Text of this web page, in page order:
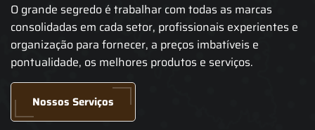
O grande segredo é trabalhar com todas as marcas
consolidadas em cada setor, profissionais experientes e
organização para fornecer, a preços imbatíveis e
pontualidade, os melhores produtos e serviços.
Nossos Serviços